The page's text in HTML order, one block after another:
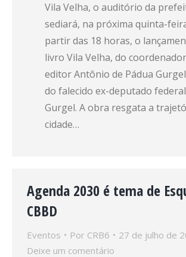
Vila Velha, o auditório da
sediará, na próxima quinta-
partir das 18 horas, o
livro Vila Velha, do
editor Antônio de Pádua
do falecido ex-deputado
Gurgel. A obra resgata a
cidade…
Agenda 2030 é tema de
CBBD
Eventos Por CRB6
27 de julho de
Deixe um comentário